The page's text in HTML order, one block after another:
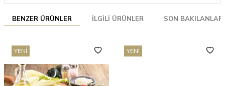
BENZER ÜRÜNLER İLGILI ÜRÜNLER SON BAKILANLAR
YENI YENI